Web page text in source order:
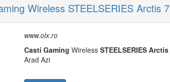
Wireless STEELSERIES Arctis
www.olx.ro
Casti Gaming Wireless STEELSERIES Arctis
Arad Azi